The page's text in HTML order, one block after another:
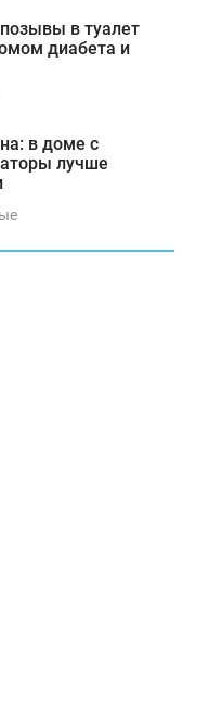
в туалет
диабета и
в доме с
лучше